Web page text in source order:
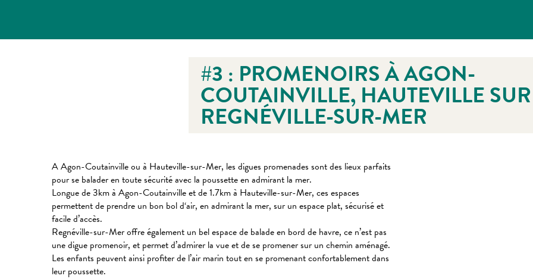
#3 : PROMENOIRS À AGON-
COUTAINVILLE, HAUTEVILLE
REGNÉVILLE-SUR-MER
A Agon-Coutainville ou à Hauteville-sur-Mer, les digues promenades sont des lieux parfaits
pour se balader en toute sécurité avec la poussette en admirant la mer.
Longue de 3km à Agon-Coutainville et de 1.7km à Hauteville-sur-Mer, ces espaces
permettent de prendre un bon bol d‘air, en admirant la mer, sur un espace plat, sécurisé et
facile d’accès.
Regnéville-sur-Mer offre également un bel espace de balade en bord de havre, ce n’est pas
une digue promenoir, et permet d’admirer la vue et de se promener sur un chemin aménagé.
Les enfants peuvent ainsi profiter de l’air marin tout en se promenant confortablement dans
leur poussette.